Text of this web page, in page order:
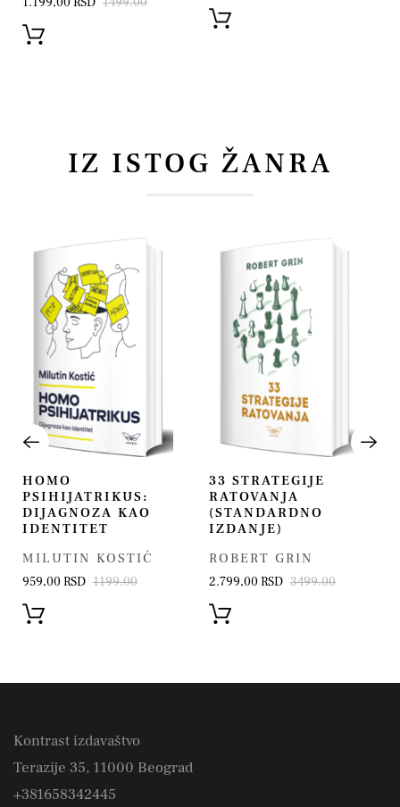
IZ ISTOG ŽANRA
HOMO
PSIHIJATRIKUS:
DIJAGNOZA KAO
IDENTITET
MILUTIN KOSTIĆ
959,00 RSD 1199.00
33 STRATEGIJE
RATOVANJA
(STANDARDNO
IZDANJE)
ROBERT GRIN
2.799,00 RSD 3499.00
Kontrast izdavaštvo
Terazije 35, 11000 Beograd
+381658342445